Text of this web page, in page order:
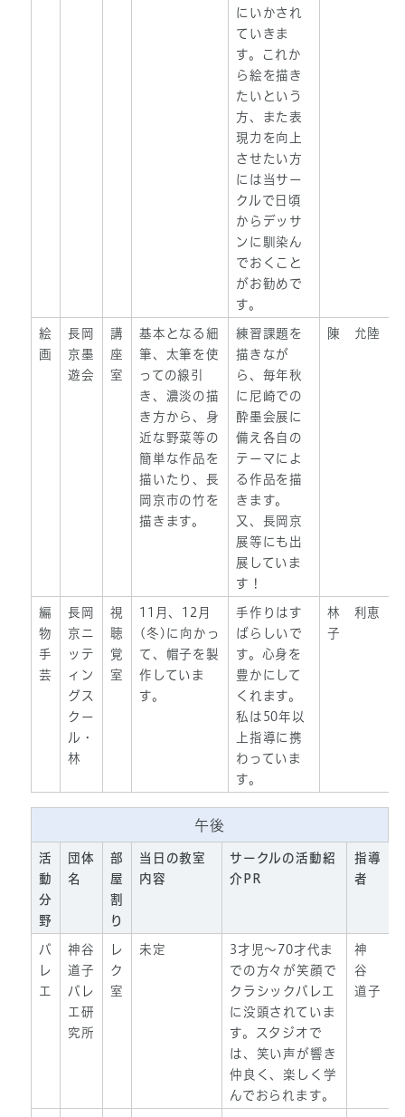
にいかされ
ていきま
す。これか
ら絵を描き
たいという
方、また表
現力を向上
させたい方
には当サー
クルで日頃
からデッサ
ンに馴染ん
でおくこと
がお勧めで
す。
絵
画
長岡
京墨
遊会
講
座
室
基本となる細
筆、太筆を使
っての線引
き、濃淡の描
き方から、身
近な野菜等の
簡単な作品を
描いたり、長
岡京市の竹を
描きます。
練習課題を
描きなが
ら、毎年秋
に尼崎での
酔墨会展に
備え各自の
テーマによ
る作品を描
きます。
又、長岡京
展等にも出
展していま
す！
陳 允陸
編
物
手
芸
長岡
京ニ
ッテ
ィン
グス
クー
ル・
林
視
聴
覚
室
11月、12月
(冬)に向かっ
て、帽子を製
作していま
す。
手作りはす
ばらしいで
す。心身を
豊かにして
くれます。
私は50年以
上指導に携
わっていま
す。
林 利恵
子
午後
活
動
分
野
団体
名
部
屋
割
り
当日の教室
内容
サークルの活動紹
介PR
指導
者
バ
レ
エ
神谷
道子
バレ
エ研
究所
レ
ク
室
未定
3才児～70才代ま
での方々が笑顔で
クラシックバレエ
に没頭されていま
す。スタジオで
は、笑い声が響き
仲良く、楽しく学
んでおられます。
神
谷
道子